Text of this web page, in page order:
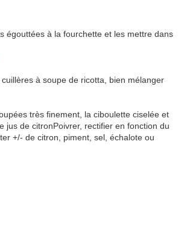
égouttées à la fourchette et les mettre dans
à soupe de ricotta, bien mélanger
très finement, la ciboulette ciselée et
jus de citronPoivrer, rectifier en fonction du
+/- de citron, piment, sel, échalote ou